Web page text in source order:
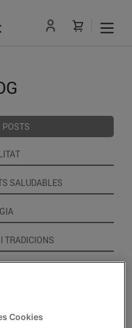
POSTS
SALUDABLES
TRADICIONS
Cookies